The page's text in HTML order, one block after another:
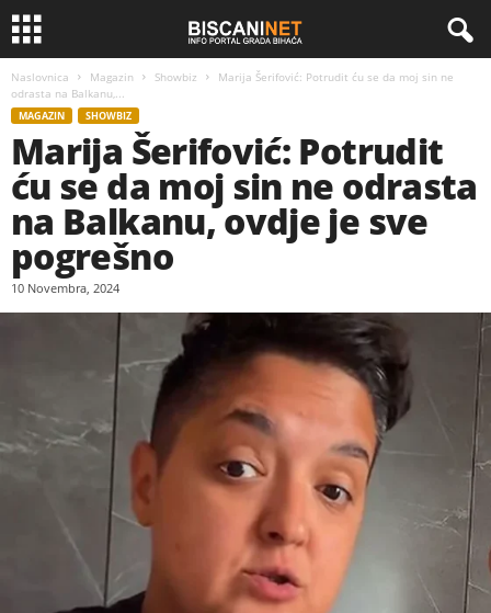
Naslovnica Magazin Showbiz
Marija Šerifović: Potrudit ću se da moj sin ne
odrasta na Balkanu,...
MAGAZIN SHOWBIZ
Marija Šerifović: Potrudit
ću se da moj sin ne odrasta
na Balkanu, ovdje je sve
pogrešno
10 Novembra, 2024